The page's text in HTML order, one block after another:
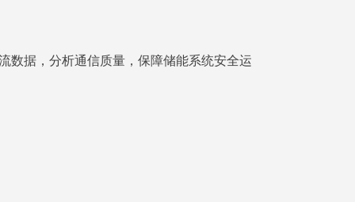
数据，分析通信质量，保障储能系统安全运